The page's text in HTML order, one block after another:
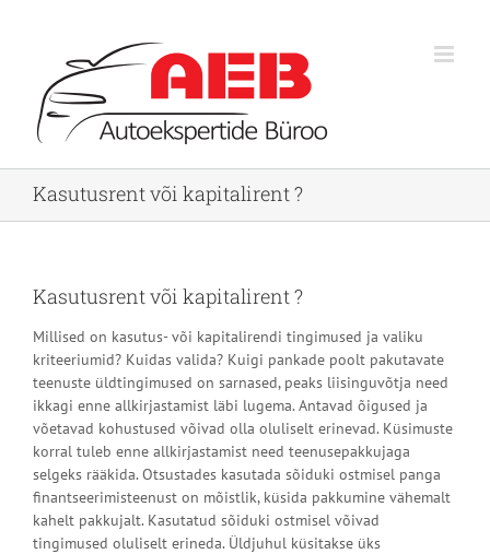
Kasutusrent või kapitalirent ?
Kasutusrent või kapitalirent ?
Millised on kasutus- või kapitalirendi tingimused ja valiku
kriteeriumid? Kuidas valida? Kuigi pankade poolt pakutavate
teenuste üldtingimused on sarnased, peaks liisinguvõtja need
ikkagi enne allkirjastamist läbi lugema. Antavad õigused ja
võetavad kohustused võivad olla oluliselt erinevad. Küsimuste
korral tuleb enne allkirjastamist need teenusepakkujaga
selgeks rääkida. Otsustades kasutada sõiduki ostmisel panga
finantseerimisteenust on mõistlik, küsida pakkumine vähemalt
kahelt pakkujalt. Kasutatud sõiduki ostmisel võivad
tingimused oluliselt erineda. Üldjuhul küsitakse üks